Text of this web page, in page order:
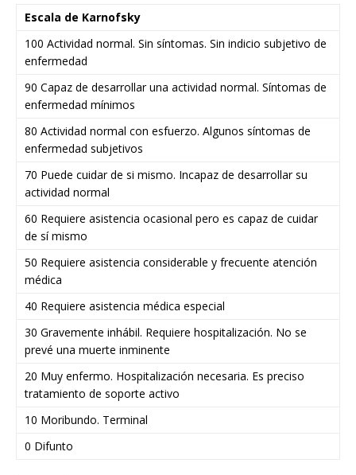
Escala de Karnofsky
100 Actividad normal. Sin síntomas. Sin indicio subjetivo de
enfermedad
90 Capaz de desarrollar una actividad normal. Síntomas de
enfermedad mínimos
80 Actividad normal con esfuerzo. Algunos síntomas de
enfermedad subjetivos
70 Puede cuidar de si mismo. Incapaz de desarrollar su
actividad normal
60 Requiere asistencia ocasional pero es capaz de cuidar
de sí mismo
50 Requiere asistencia considerable y frecuente atención
médica
40 Requiere asistencia médica especial
30 Gravemente inhábil. Requiere hospitalización. No se
prevé una muerte inminente
20 Muy enfermo. Hospitalización necesaria. Es preciso
tratamiento de soporte activo
10 Moribundo. Terminal
0 Difunto